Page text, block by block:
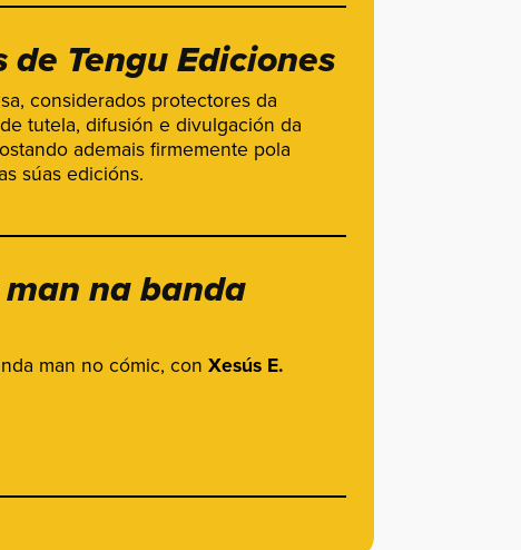
Tengu Ediciones
considerados protectores da
tutela, difusión e divulgación da
ademais firmemente pola
súas edicións.
na banda
man no cómic, con Xesús E.